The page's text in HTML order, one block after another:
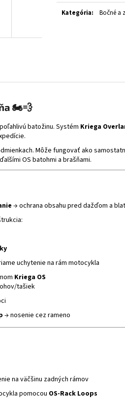
cena:
Kategória: Bočné a
🏍️💨
batožinu. Systém Kriega
Môže fungovať ako
OS batohmi a brašňami.
→ ochrana obsahu pred dažďom a
uchytenie na rám motocykla
Kriega OS
tašiek
→ nosenie cez rameno
na väčšinu zadných rámov
pomocou OS-Rack Loops